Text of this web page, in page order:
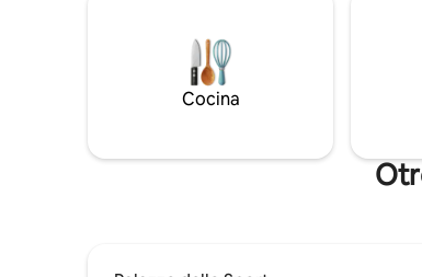
baño de vapor y una bañera. Sal por la
puerta principal para lanzar tu moneda y
sumergirte en el animado ambiente del
centro de la ciudad.
Cocina